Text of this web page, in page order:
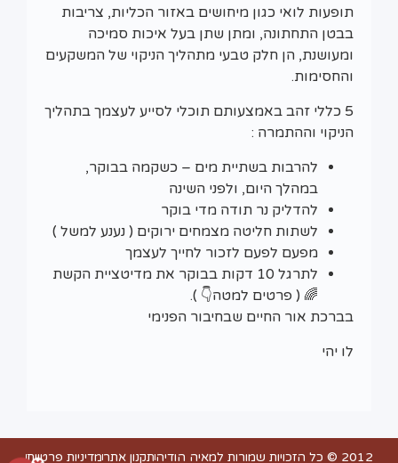
תופעות לואי כגון מיחושים באזור הכליות, צריבות
בבטן התחתונה, ומתן שתן בעל איכות סמיכה
ומעושנת, הן חלק טבעי מתהליך הניקוי של המשקעים
והחסימות.
5 כללי זהב באמצעותם תוכלי לסייע לעצמך בתהליך
הניקוי וההתמרה :
להרבות בשתיית מים – כשקמה בבוקר,
במהלך היום, ולפני השינה
להדליק נר תודה מדי בוקר
לשתות חליטה מצמחים ירוקים ( נענע למשל )
מפעם לפעם לזכור לחייך לעצמך
לתרגל 10 דקות בבוקר את מדיטציית הקשת
🌈 ( פרטים למטה👇 ).
בברכת אור החיים שבחיבור הפנימי
לו יהי
2012 © כל הזכויות שמורות למאיה הודיה תקנון אתרמדיניות פרטיות